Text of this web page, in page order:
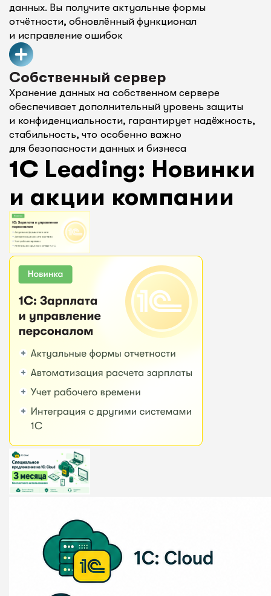
данных. Вы получите актуальные формы
отчётности, обновлённый функционал
и исправление ошибок
Собственный сервер
Хранение данных на собственном сервере
обеспечивает дополнительный уровень защиты
и конфиденциальности, гарантирует надёжность,
стабильность, что особенно важно
для безопасности данных и бизнеса
1C Leading: Новинки
и акции компании